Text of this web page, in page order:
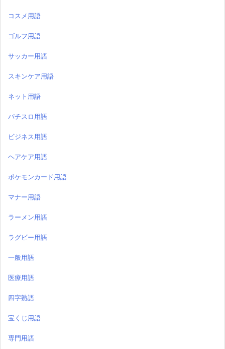
コスメ用語
ゴルフ用語
サッカー用語
スキンケア用語
ネット用語
パチスロ用語
ビジネス用語
ヘアケア用語
ポケモンカード用語
マナー用語
ラーメン用語
ラグビー用語
一般用語
医療用語
四字熟語
宝くじ用語
専門用語